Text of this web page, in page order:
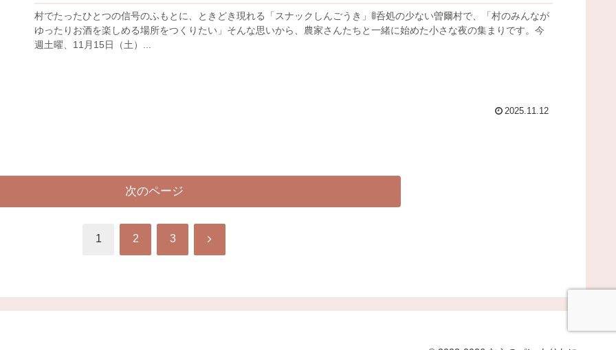
村でたったひとつの信号のふもとに、ときどき現れる「スナックしんごうき」🚦呑処の少ない曽爾村で、「村のみんなが
ゆったりお酒を楽しめる場所をつくりたい」そんな思いから、農家さんたちと一緒に始めた小さな夜の集まりです。今
週土曜、11月15日（土）...
2025.11.12
次のページ
1 2 3 次